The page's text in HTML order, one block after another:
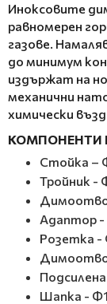
Иноксовите
равномерен
газове.
до минимум
издържат на
механични
химически
КОМПОНЕНТИ
Стойка –
Тройник -
Адаптор
Розетка -
Шапка -